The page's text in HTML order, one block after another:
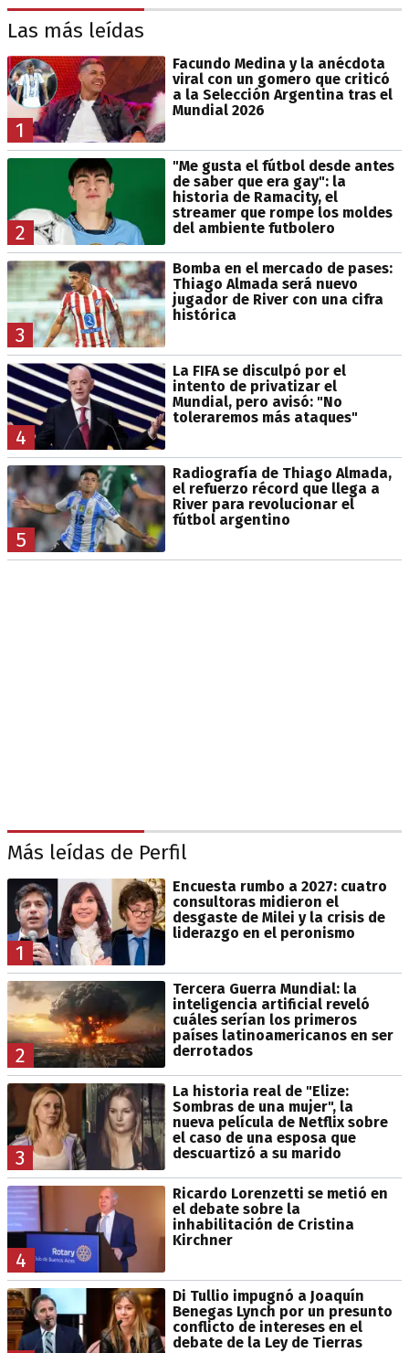
Las más leídas
1
Facundo Medina y la anécdota
viral con un gomero que criticó
a la Selección Argentina tras el
Mundial 2026
2
"Me gusta el fútbol desde antes
de saber que era gay": la
historia de Ramacity, el
streamer que rompe los moldes
del ambiente futbolero
3
Bomba en el mercado de pases:
Thiago Almada será nuevo
jugador de River con una cifra
histórica
4
La FIFA se disculpó por el
intento de privatizar el
Mundial, pero avisó: "No
toleraremos más ataques"
5
Radiografía de Thiago Almada,
el refuerzo récord que llega a
River para revolucionar el
fútbol argentino
Más leídas de Perfil
1
Encuesta rumbo a 2027: cuatro
consultoras midieron el
desgaste de Milei y la crisis de
liderazgo en el peronismo
2
Tercera Guerra Mundial: la
inteligencia artificial reveló
cuáles serían los primeros
países latinoamericanos en ser
derrotados
3
La historia real de "Elize:
Sombras de una mujer", la
nueva película de Netflix sobre
el caso de una esposa que
descuartizó a su marido
4
Ricardo Lorenzetti se metió en
el debate sobre la
inhabilitación de Cristina
Kirchner
Di Tullio impugnó a Joaquín
Benegas Lynch por un presunto
conflicto de intereses en el
debate de la Ley de Tierras